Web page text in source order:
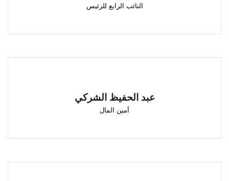
النائب الرابع للرئيس
عبد الحفيظ الشركي
أمين المال
طنجة